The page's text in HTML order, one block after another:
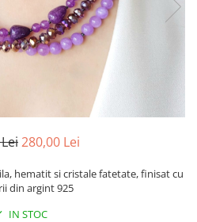
280,00 Lei
hematit si cristale fatetate, finisat cu
din argint 925
IN STOC